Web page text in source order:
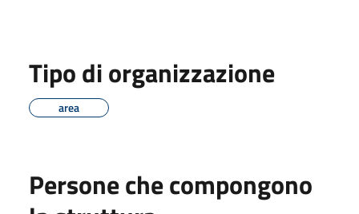
Tipo di organizzazione
area
Persone che compongono